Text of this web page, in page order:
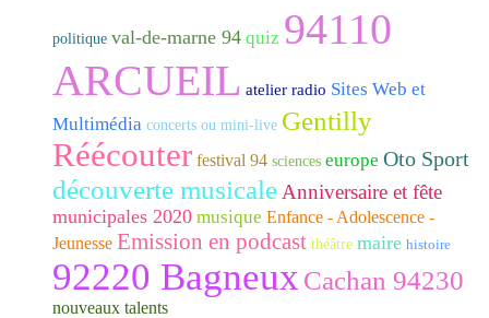
politique val-de-marne 94 quiz 94110
ARCUEIL atelier radio Sites Web et
Multimédia concerts ou mini-live Gentilly
Réécouter festival 94 sciences europe Oto Sport
découverte musicale Anniversaire et fête
municipales 2020 musique Enfance - Adolescence -
Jeunesse Emission en podcast théâtre maire histoire
92220 Bagneux Cachan 94230
nouveaux talents